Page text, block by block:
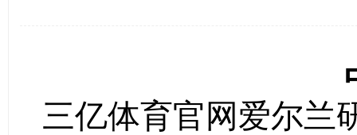
三亿体育官网爱尔兰